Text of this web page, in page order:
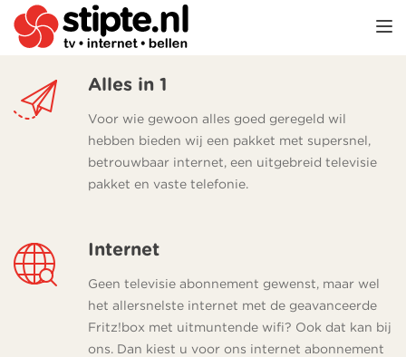
Alles in 1
Voor wie gewoon alles goed geregeld wil
hebben bieden wij een pakket met supersnel,
betrouwbaar internet, een uitgebreid televisie
pakket en vaste telefonie.
Internet
Geen televisie abonnement gewenst, maar wel
het allersnelste internet met de geavanceerde
Fritz!box met uitmuntende wifi? Ook dat kan bij
ons. Dan kiest u voor ons internet abonnement